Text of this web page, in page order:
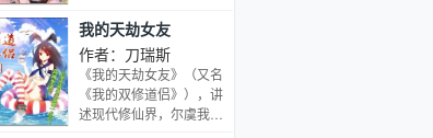
秋然的师尊青冥道人飞升
成仙，大师兄渡劫失败身
死道消，就连最小的小师
妹的六世孙都筑基成功，
学会了御剑乘风而行。而
我的天劫女友
作者：刀瑞斯
《我的天劫女友》（又名
《我的双修道侣》），讲
述现代修仙界，尔虞我